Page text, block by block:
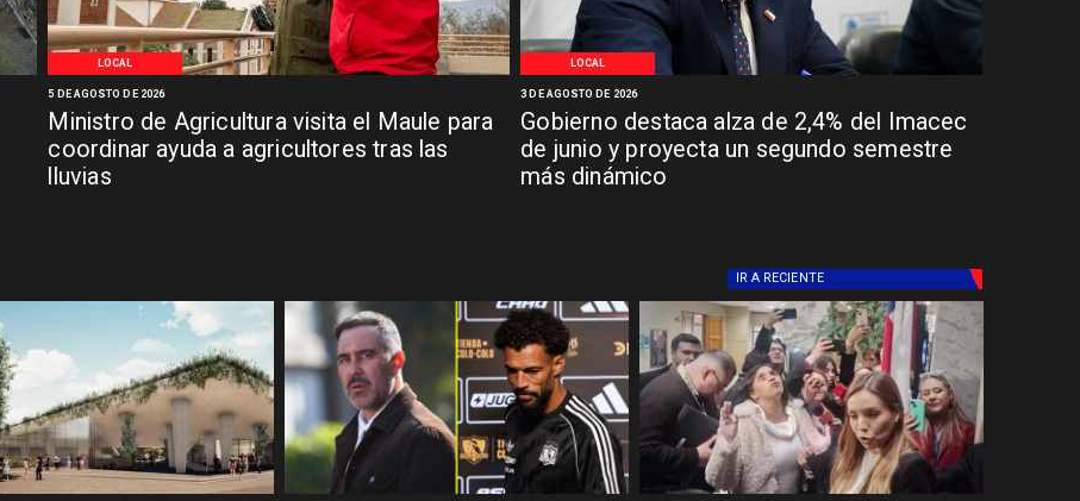
LOCAL
Ministro de Agricultura visita el Maule para
coordinar ayuda a agricultores tras las
lluvias
5 DE AGOSTO DE 2026
LOCAL
Gobierno destaca alza de 2,4% del Imacec
de junio y proyecta un segundo semestre
más dinámico
3 DE AGOSTO DE 2026
IR A RECIENTE